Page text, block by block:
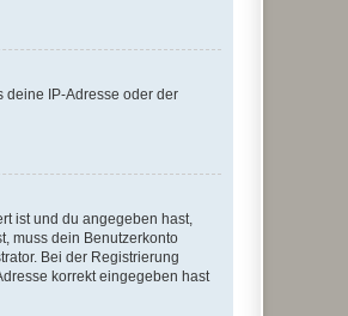
deine IP-Adresse oder der
ist und du angegeben hast,
muss dein Benutzerkonto
Bei der Registrierung
korrekt eingegeben hast